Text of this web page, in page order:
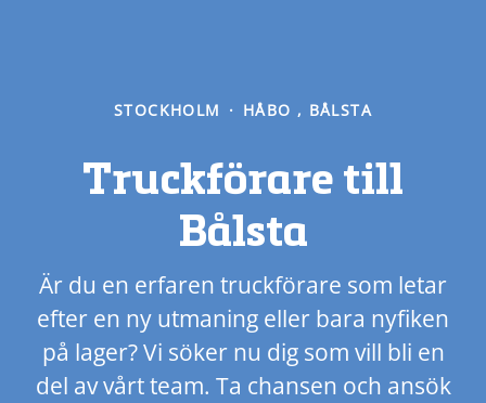
STOCKHOLM · HÅBO , BÅLSTA
Truckförare till
Bålsta
Är du en erfaren truckförare som letar
efter en ny utmaning eller bara nyfiken
på lager? Vi söker nu dig som vill bli en
del av vårt team. Ta chansen och ansök